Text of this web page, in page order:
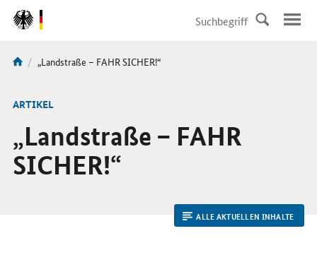
DirektZu:
Navigation
Sie
hier:
Aktuelle
„Landstraße – FAHR SICHER!“
ARTIKEL
„Landstraße – FAHR
SICHER!“
ALLE AKTUELLEN INHALTE